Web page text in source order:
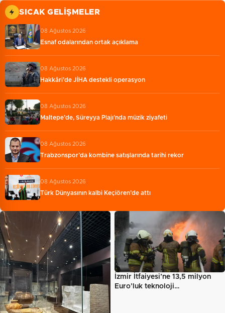
SICAK GELIŞMELER
08 Ağustos 2026
Esnaf odalarından ortak açıklama
08 Ağustos 2026
Hakkâri’de JİHA destekli operasyon
08 Ağustos 2026
Maltepe’de, Süreyya Plajı’nda müzik ziyafeti
08 Ağustos 2026
Trabzonspor’da kombine satışlarında tarihi rekor
08 Ağustos 2026
Türk Dünyasının kalbi Keçiören’de attı
İzmir İtfaiyesi’ne 13,5 milyon
Euro’luk teknoloji…